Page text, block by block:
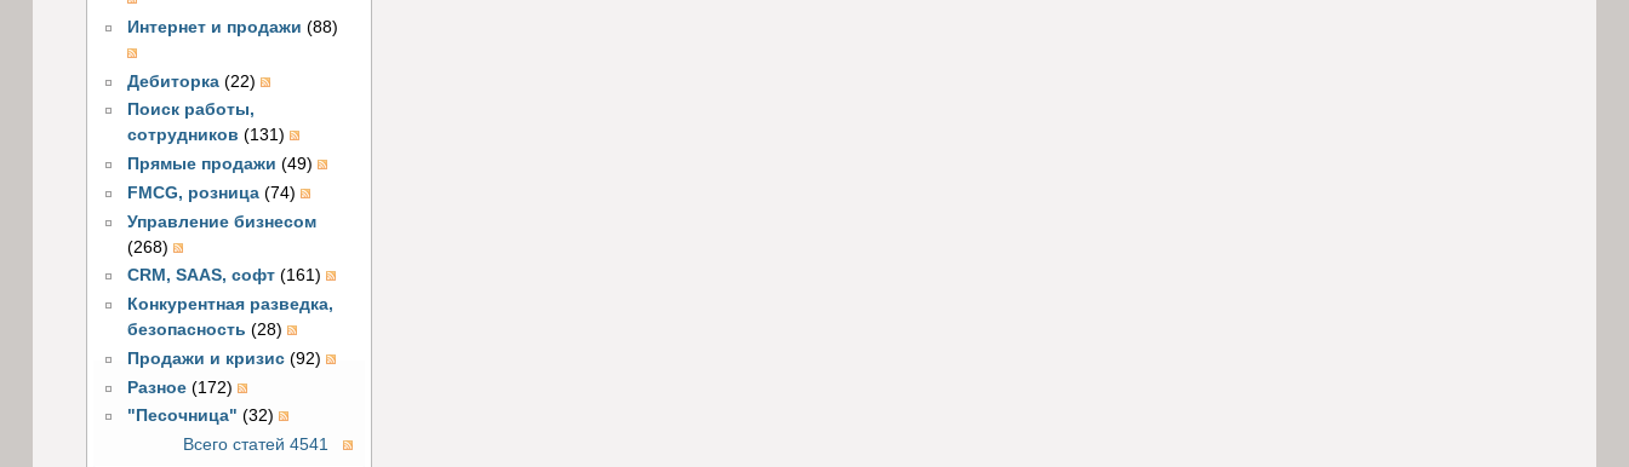
Интернет и продажи (88)
Дебиторка (22)
Поиск работы,
сотрудников (131)
Прямые продажи (49)
FMCG, розница (74)
Управление бизнесом
(268)
CRM, SAAS, софт (161)
Конкурентная разведка,
безопасность (28)
Продажи и кризис (92)
Разное (172)
"Песочница" (32)
Всего статей 4541